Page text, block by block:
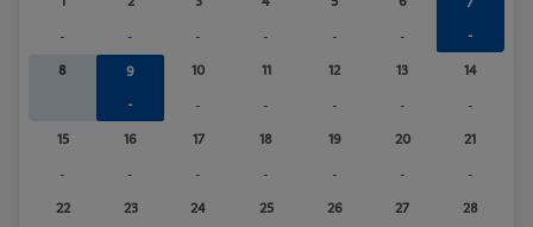
Fitness-Studio
Reiten
Fahrrad/Mountainbike
Gymnastik
Bräunungsstudio/Sola
Fitnessstudio
Wassersport
Whirlpool
Massagen
- - - - - -
-
8
9
-
10
-
11
-
12
-
13
-
14
-
15
-
16
-
17
-
18
-
19
-
20
-
21
-
22
23 24 25 26 27 28